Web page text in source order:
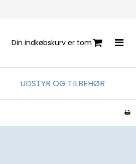
Din indkøbskurv er tom
UDSTYR OG TILBEHØR